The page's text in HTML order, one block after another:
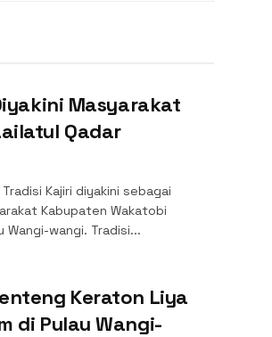
Masyarakat
Qadar
Kajiri diyakini sebagai
Kabupaten Wakatobi
Wangi-wangi. Tradisi...
Keraton Liya
di Pulau Wangi-